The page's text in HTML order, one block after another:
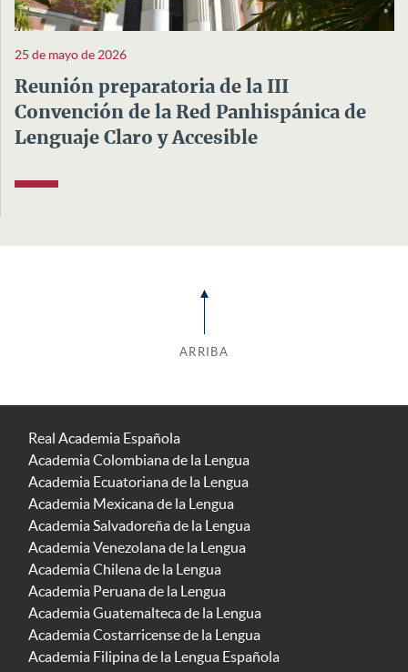
25 de mayo de 2026
Reunión preparatoria de la III
Convención de la Red Panhispánica de
Lenguaje Claro y Accesible
ARRIBA
Real Academia Española
Academia Colombiana de la Lengua
Academia Ecuatoriana de la Lengua
Academia Mexicana de la Lengua
Academia Salvadoreña de la Lengua
Academia Venezolana de la Lengua
Academia Chilena de la Lengua
Academia Peruana de la Lengua
Academia Guatemalteca de la Lengua
Academia Costarricense de la Lengua
Academia Filipina de la Lengua Española